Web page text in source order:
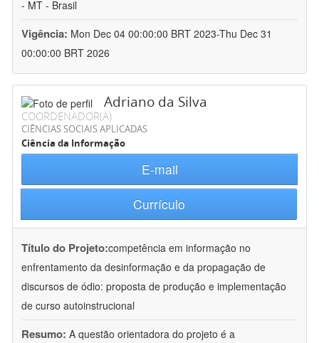
- MT - Brasil
Vigência: Mon Dec 04 00:00:00 BRT 2023-Thu Dec 31
00:00:00 BRT 2026
Adriano da Silva
COORDENADOR(A)
CIÊNCIAS SOCIAIS APLICADAS
Ciência da Informação
E-mail
Currículo
Título do Projeto:competência em informação no
enfrentamento da desinformação e da propagação de
discursos de ódio: proposta de produção e implementação
de curso autoinstrucional
Resumo: A questão orientadora do projeto é a